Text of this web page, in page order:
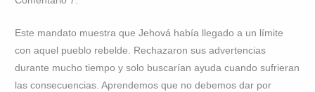
Este mandato muestra que Jehová había llegado a un límite
con aquel pueblo rebelde. Rechazaron sus advertencias
durante mucho tiempo y solo buscarían ayuda cuando sufrieran
las consecuencias. Aprendemos que no debemos dar por